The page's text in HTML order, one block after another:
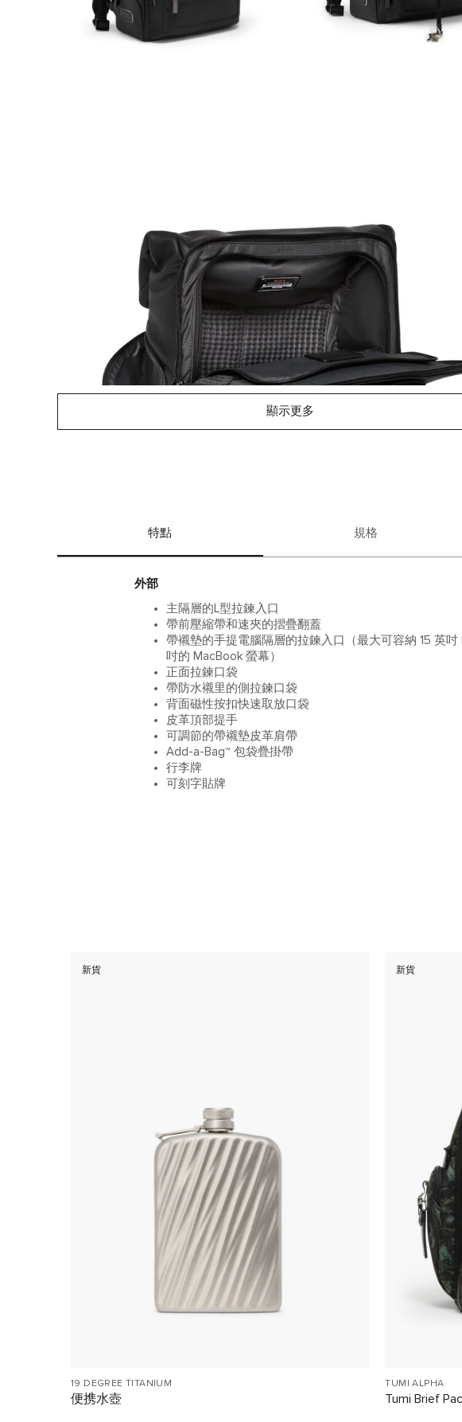
顯示更多
特點 規格
外部
主隔層的L型拉鍊入口
帶前壓縮帶和速夾的摺疊翻蓋
帶襯墊的手提電腦隔層的拉鍊入口（最大可容納 15 英吋
吋的 MacBook 螢幕）
正面拉鍊口袋
帶防水襯里的側拉鍊口袋
背面磁性按扣快速取放口袋
皮革頂部提手
可調節的帶襯墊皮革肩帶
Add-a-Bag™ 包袋疊掛帶
行李牌
可刻字貼牌
新貨
19 DEGREE TITANIUM
便携水壺
新貨
TUMI ALPHA
Tumi Brief